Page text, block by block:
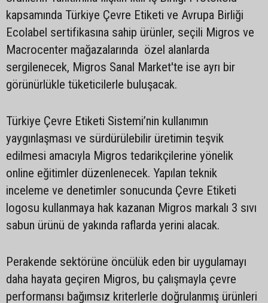
kapsamında Türkiye Çevre Etiketi ve Avrupa Birliği
Ecolabel sertifikasına sahip ürünler, seçili Migros ve
Macrocenter mağazalarında özel alanlarda
sergilenecek, Migros Sanal Market'te ise ayrı bir
görünürlükle tüketicilerle buluşacak.
Türkiye Çevre Etiketi Sistemi’nin kullanımın
yaygınlaşması ve sürdürülebilir üretimin teşvik
edilmesi amacıyla Migros tedarikçilerine yönelik
online eğitimler düzenlenecek. Yapılan teknik
inceleme ve denetimler sonucunda Çevre Etiketi
logosu kullanmaya hak kazanan Migros markalı 3 sıvı
sabun ürünü de yakında raflarda yerini alacak.
Perakende sektörüne öncülük eden bir uygulamayı
daha hayata geçiren Migros, bu çalışmayla çevre
performansı bağımsız kriterlerle doğrulanmış ürünleri